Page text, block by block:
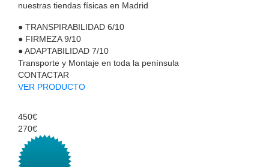
nuestras tiendas físicas en Madrid
● TRANSPIRABILIDAD 6/10
● FIRMEZA 9/10
●ADAPTABILIDAD 7/10
Transporte y Montaje en toda la península
CONTACTAR
VER PRODUCTO
450€
270€